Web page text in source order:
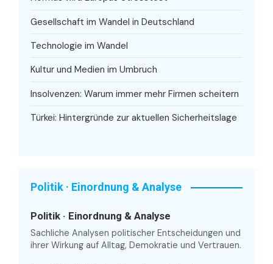
Gesellschaft im Wandel in Deutschland
Technologie im Wandel
Kultur und Medien im Umbruch
Insolvenzen: Warum immer mehr Firmen scheitern
Türkei: Hintergründe zur aktuellen Sicherheitslage
Politik · Einordnung & Analyse
Politik · Einordnung & Analyse
Sachliche Analysen politischer Entscheidungen und
ihrer Wirkung auf Alltag, Demokratie und Vertrauen.